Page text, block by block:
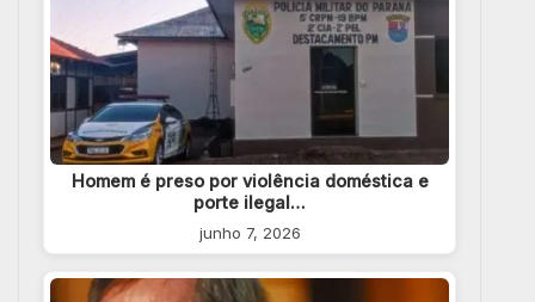
Homem é preso por violência doméstica e
porte ilegal…
junho 7, 2026